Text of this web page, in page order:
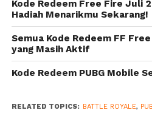
Kode Redeem Free Fire Juli
Hadiah Menarikmu Sekarang!
Semua Kode Redeem FF
yang Masih Aktif
Kode Redeem PUBG Mobile
RELATED TOPICS: BATTLE ROYALE,